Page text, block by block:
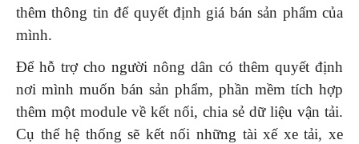
thêm thông tin để quyết định giá bán sản phẩm của
mình.
Để hỗ trợ cho người nông dân có thêm quyết định
nơi mình muốn bán sản phẩm, phần mềm tích hợp
thêm một module về kết nối, chia sẻ dữ liệu vận tải.
Cụ thể hệ thống sẽ kết nối những tài xế xe tải, xe